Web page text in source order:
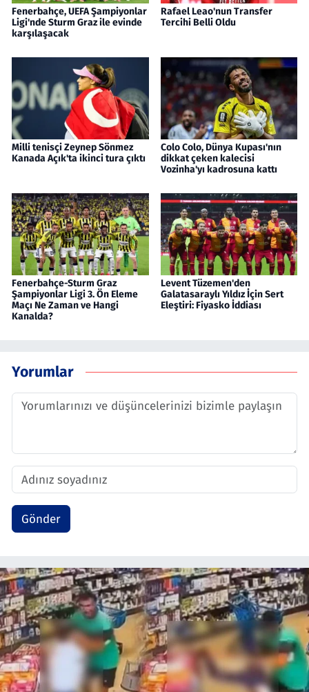
Fenerbahçe, UEFA Şampiyonlar
Ligi'nde Sturm Graz ile evinde
karşılaşacak
Rafael Leao'nun Transfer
Tercihi Belli Oldu
Milli tenisçi Zeynep Sönmez
Kanada Açık'ta ikinci tura çıktı
Colo Colo, Dünya Kupası'nın
dikkat çeken kalecisi
Vozinha'yı kadrosuna kattı
Fenerbahçe-Sturm Graz
Şampiyonlar Ligi 3. Ön Eleme
Maçı Ne Zaman ve Hangi
Kanalda?
Levent Tüzemen'den
Galatasaraylı Yıldız İçin Sert
Eleştiri: Fiyasko İddiası
Yorumlar
Gönder